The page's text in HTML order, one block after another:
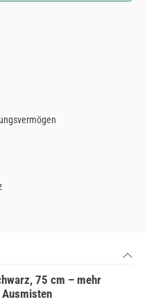
75 cm – mehr